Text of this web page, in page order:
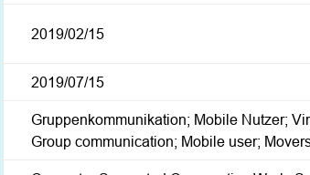
2019/02/15
2019/07/15
Gruppenkommunikation; Mobile Nutzer;
Group communication; Mobile user;